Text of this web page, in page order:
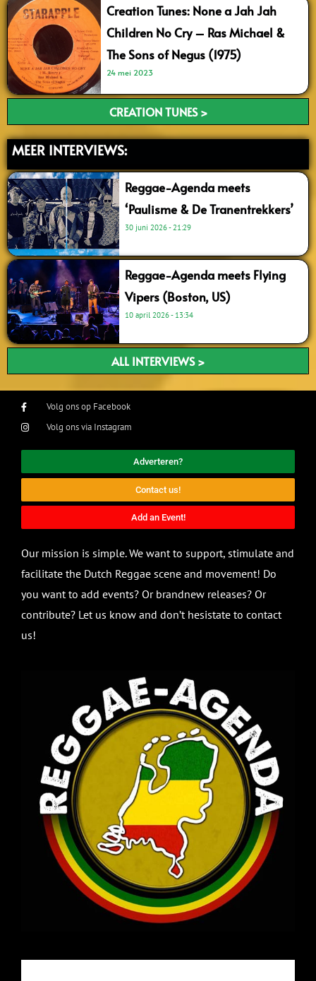
Creation Tunes: None a Jah Jah
Children No Cry – Ras Michael &
The Sons of Negus (1975)
24 mei 2023
CREATION TUNES >
MEER INTERVIEWS:
Reggae-Agenda meets
‘Paulisme & De Tranentrekkers’
30 juni 2026 21:29
Reggae-Agenda meets Flying
Vipers (Boston, US)
10 april 2026 13:34
ALL INTERVIEWS >
Volg ons op Facebook
Volg ons via Instagram
Adverteren?
Contact us!
Add an Event!
Our mission is simple. We want to support, stimulate and
facilitate the Dutch Reggae scene and movement! Do
you want to add events? Or brandnew releases? Or
contribute? Let us know and don’t hesistate to contact
us!